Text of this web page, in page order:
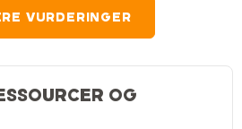
VURDERINGER
OG